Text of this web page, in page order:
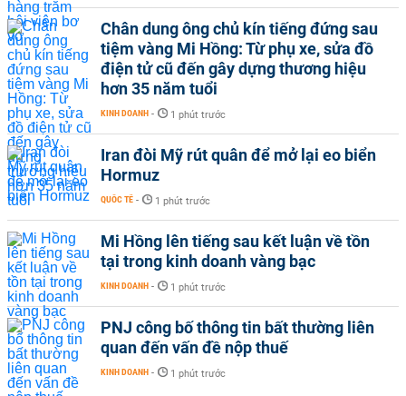
Chân dung ông chủ kín tiếng đứng sau
tiệm vàng Mi Hồng: Từ phụ xe, sửa đồ
điện tử cũ đến gây dựng thương hiệu
hơn 35 năm tuổi
KINH DOANH - 1 phút trước
Iran đòi Mỹ rút quân để mở lại eo biển
Hormuz
QUỐC TẾ - 1 phút trước
Mi Hồng lên tiếng sau kết luận về tồn
tại trong kinh doanh vàng bạc
KINH DOANH - 1 phút trước
PNJ công bố thông tin bất thường liên
quan đến vấn đề nộp thuế
KINH DOANH - 1 phút trước